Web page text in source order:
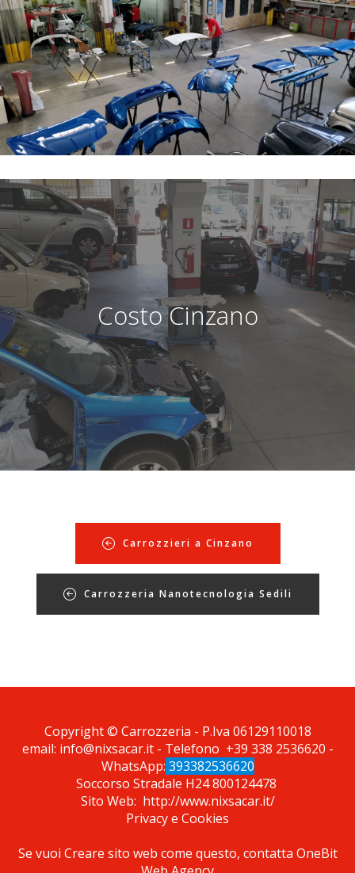
Costo Cinzano
Carrozzieri a Cinzano
Carrozzeria Nanotecnologia Sedili
Copyright © Carrozzeria - P.Iva 06129110018
email: info@nixsacar.it- Telefono +39 338 2536620 -
WhatsApp: 393382536620
Soccorso Stradale H24800124478
Sito Web: http://www.nixsacar.it/
Privacye Cookies
Se vuoi Creare sito web come questo, contatta OneBit